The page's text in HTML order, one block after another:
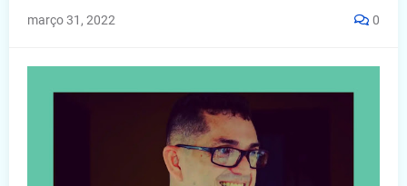
março 31, 2022 0